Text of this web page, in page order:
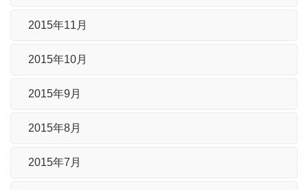
2015年11月
2015年10月
2015年9月
2015年8月
2015年7月